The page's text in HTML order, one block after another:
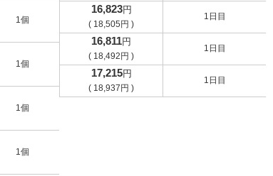
1個
1個
1個
1個
16,823円
( 18,505円 )
1日目
16,811円
( 18,492円 )
1日目
17,215円
( 18,937円 )
1日目